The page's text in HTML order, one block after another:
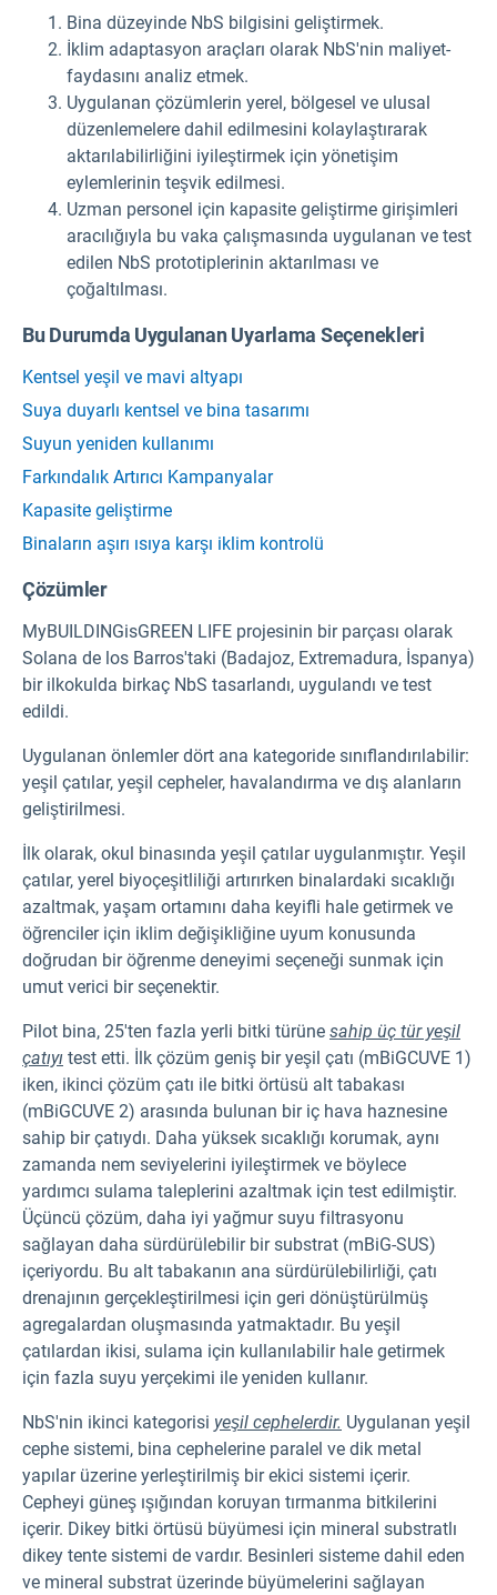
Bina düzeyinde NbS bilgisini geliştirmek.
İklim adaptasyon araçları olarak NbS'nin maliyet-
faydasını analiz etmek.
Uygulanan çözümlerin yerel, bölgesel ve ulusal
düzenlemelere dahil edilmesini kolaylaştırarak
aktarılabilirliğini iyileştirmek için yönetişim
eylemlerinin teşvik edilmesi.
Uzman personel için kapasite geliştirme girişimleri
aracılığıyla bu vaka çalışmasında uygulanan ve test
edilen NbS prototiplerinin aktarılması ve
çoğaltılması.
Bu Durumda Uygulanan Uyarlama Seçenekleri
Kentsel yeşil ve mavi altyapı
Suya duyarlı kentsel ve bina tasarımı
Suyun yeniden kullanımı
Farkındalık Artırıcı Kampanyalar
Kapasite geliştirme
Binaların aşırı ısıya karşı iklim kontrolü
Çözümler
MyBUILDINGisGREEN LIFE projesinin bir parçası olarak
Solana de los Barros'taki (Badajoz, Extremadura, İspanya)
bir ilkokulda birkaç NbS tasarlandı, uygulandı ve test
edildi.
Uygulanan önlemler dört ana kategoride sınıflandırılabilir:
yeşil çatılar, yeşil cepheler, havalandırma ve dış alanların
geliştirilmesi.
İlk olarak, okul binasında yeşil çatılar uygulanmıştır. Yeşil
çatılar, yerel biyoçeşitliliği artırırken binalardaki sıcaklığı
azaltmak, yaşam ortamını daha keyifli hale getirmek ve
öğrenciler için iklim değişikliğine uyum konusunda
doğrudan bir öğrenme deneyimi seçeneği sunmak için
umut verici bir seçenektir.
Pilot bina, 25'ten fazla yerli bitki türüne sahip üç tür yeşil
çatıyı test etti. İlk çözüm geniş bir yeşil çatı (mBiGCUVE 1)
iken, ikinci çözüm çatı ile bitki örtüsü alt tabakası
(mBiGCUVE 2) arasında bulunan bir iç hava haznesine
sahip bir çatıydı. Daha yüksek sıcaklığı korumak, aynı
zamanda nem seviyelerini iyileştirmek ve böylece
yardımcı sulama taleplerini azaltmak için test edilmiştir.
Üçüncü çözüm, daha iyi yağmur suyu filtrasyonu
sağlayan daha sürdürülebilir bir substrat (mBiG-SUS)
içeriyordu. Bu alt tabakanın ana sürdürülebilirliği, çatı
drenajının gerçekleştirilmesi için geri dönüştürülmüş
agregalardan oluşmasında yatmaktadır. Bu yeşil
çatılardan ikisi, sulama için kullanılabilir hale getirmek
için fazla suyu yerçekimi ile yeniden kullanır.
NbS'nin ikinci kategorisi yeşil cephelerdir. Uygulanan yeşil
cephe sistemi, bina cephelerine paralel ve dik metal
yapılar üzerine yerleştirilmiş bir ekici sistemi içerir.
Cepheyi güneş ışığından koruyan tırmanma bitkilerini
içerir. Dikey bitki örtüsü büyümesi için mineral substratlı
dikey tente sistemi de vardır. Besinleri sisteme dahil eden
ve mineral substrat üzerinde büyümelerini sağlayan